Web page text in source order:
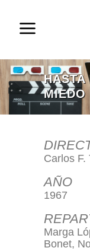
HASTA
MIEDO
Carlos F.
AÑO
1967
Marga
Bonet,